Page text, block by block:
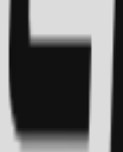
두원빌딩 2층, 202호